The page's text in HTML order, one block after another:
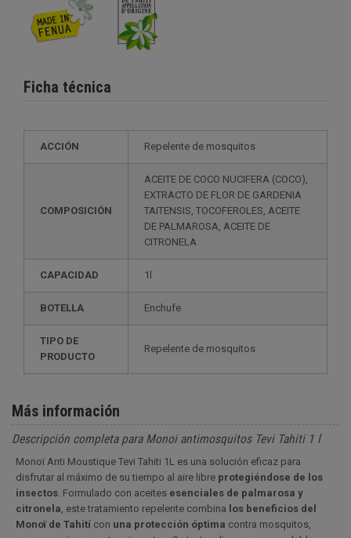
Ficha técnica
ACCIÓN Repelente de mosquitos
COMPOSICIÓN
ACEITE DE COCO NUCIFERA (COCO),
EXTRACTO DE FLOR DE GARDENIA
TAITENSIS, TOCOFEROLES, ACEITE
DE PALMAROSA, ACEITE DE
CITRONELA
CAPACIDAD 1l
BOTELLA Enchufe
TIPO DE
PRODUCTO
Repelente de mosquitos
Más información
Descripción completa para Monoi antimosquitos Tevi Tahiti 1 l
Monoï Anti Moustique Tevi Tahiti 1L es una solución eficaz para
disfrutar al máximo de su tiempo al aire libre protegiéndose de los
insectos . Formulado con aceites esenciales de palmarosa y
citronela , este tratamiento repelente combina los beneficios del
Monoï de Tahití con una protección óptima contra mosquitos,